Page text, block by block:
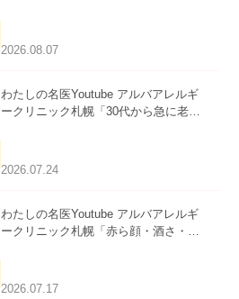
ました。
2026.08.07
わたしの名医Youtube アルバアレルギ
ークリニック札幌「30代から急に老け
た。
2026.07.24
わたしの名医Youtube アルバアレルギ
ークリニック札幌「赤ら顔・酒さ・ニ
ました。
2026.07.17